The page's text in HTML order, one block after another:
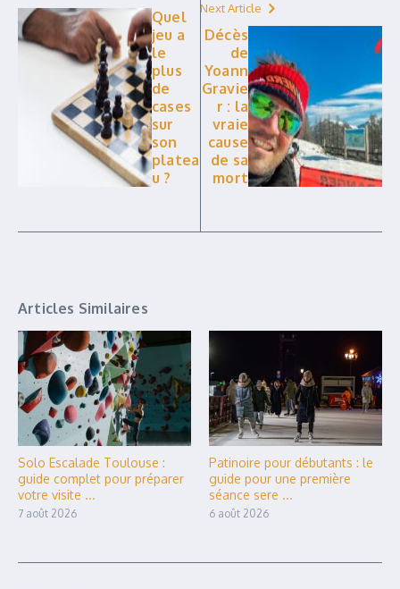
Quel
jeu a
le
plus
de
cases
sur
son
platea
u ?
Next Article
Décès
de
Yoann
Gravie
r : la
vraie
cause
de sa
mort
Articles Similaires
Solo Escalade Toulouse :
guide complet pour préparer
votre visite ...
7 août 2026
Patinoire pour débutants : le
guide pour une première
séance sere ...
6 août 2026